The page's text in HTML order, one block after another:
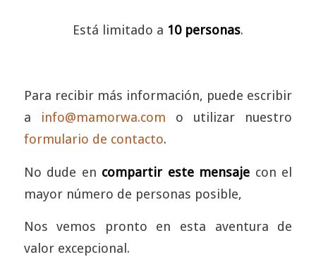
Está limitado a 10 personas.
Para recibir más información, puede escribir
a
info@mamorwa.com o utilizar nuestro
formulario de contacto.
No dude en compartir este mensaje con el
mayor número de personas posible,
Nos vemos pronto en esta aventura de
valor excepcional.